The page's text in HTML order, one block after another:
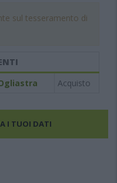
sul tesseramento di
Acquisto
I TUOI DATI